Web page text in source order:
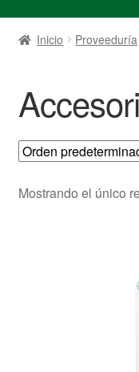
Inicio Proveeduría
Mostrando el único